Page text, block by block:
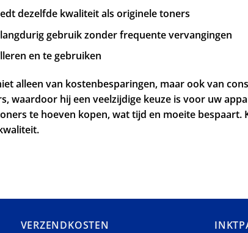
dezelfde kwaliteit als originele toners
gebruik zonder frequente vervangingen
en te gebruiken
alleen van kostenbesparingen, maar ook van
waardoor hij een veelzijdige keuze is voor uw
te hoeven kopen, wat tijd en moeite bespaart.
VERZENDKOSTEN